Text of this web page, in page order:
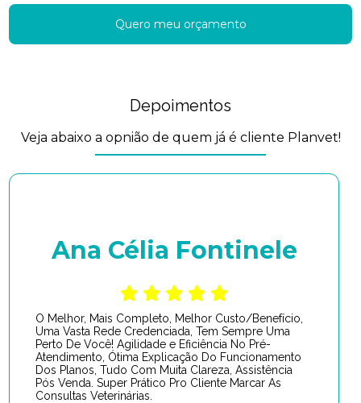
Quero meu orçamento
Depoimentos
Veja abaixo a opnião de quem já é cliente Planvet!
Ana Célia Fontinele
O Melhor, Mais Completo, Melhor Custo/Benefício,
Uma Vasta Rede Credenciada, Tem Sempre Uma
Perto De Você! Agilidade e Eficiência No Pré-
Atendimento, Ótima Explicação Do Funcionamento
Dos Planos, Tudo Com Muita Clareza, Assistência
Pós Venda. Super Prático Pro Cliente Marcar As
Consultas Veterinárias.